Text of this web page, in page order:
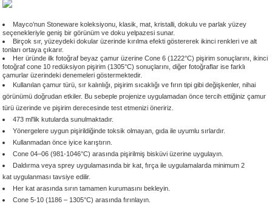
°C
- 1222 °C
- 1046 °C
°C
1046 °C
- 1046 °C
Mayco’nun Stoneware koleksiyonu, klasik, mat, kristalli, dokulu ve parlak yüzey
seçenekleriyle geniş bir görünüm ve doku yelpazesi sunar.
Birçok sır, yüzeydeki dokular üzerinde kırılma efekti göstererek ikinci renkleri ve alt
tonları ortaya çıkarır.
Her üründe ilk fotoğraf beyaz çamur üzerine Cone 6 (1222°C) pişirim sonuçlarını, ikinci
fotoğraf cone 10 redüksiyon pişirim (1305°C) sonuçlarını, diğer fotoğraflar ise farklı
çamurlar üzerindeki denemeleri göstermektedir.
Kullanılan çamur türü, sır kalınlığı, pişirim sıcaklığı ve fırın tipi gibi değişkenler, nihai
görünümü doğrudan etkiler. Bu sebeple projenize uygulamadan önce tercih ettiğiniz çamur
türü üzerinde ve pişirim derecesinde test etmenizi öneririz.
473 ml'lik kutularda sunulmaktadır.
Yönergelere uygun pişirildiğinde toksik olmayan, gıda ile uyumlu sırlardır.
Kullanmadan önce iyice karıştırın.
Cone 04–06 (981-1046°C) arasında pişirilmiş bisküvi üzerine uygulayın.
Daldırma veya sprey uygulamasında bir kat, fırça ile uygulamalarda minimum 2
kat uygulanması tavsiye edilir.
Her kat arasında sırın tamamen kurumasını bekleyin.
Cone 5-10 (1186 – 1305°C) arasında fırınlayın.